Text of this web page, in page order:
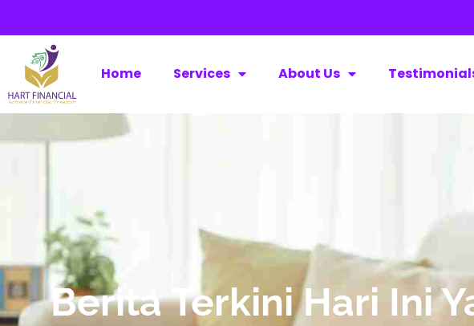
Home Services About Us
Berita Terkini Hari Ini